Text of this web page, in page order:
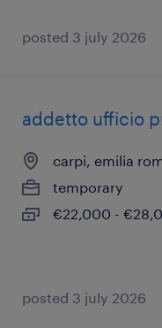
posted 3 july 2026
addetto ufficio
carpi, emilia
temporary
€22,000 -
posted 3 july 2026